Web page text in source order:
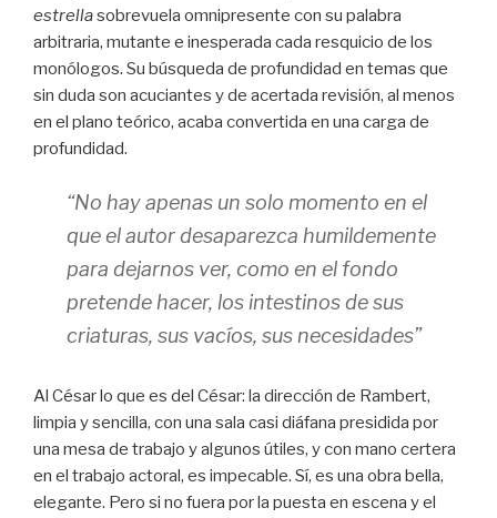
estrellasobrevuela omnipresente con su palabra
arbitraria, mutante e inesperada cada resquicio de los
monólogos. Su búsqueda de profundidad en temas que
sin duda son acuciantes y de acertada revisión, al menos
en el plano teórico, acaba convertida en una carga de
profundidad.
“No hay apenas un solo momento en el
que el autor desaparezca humildemente
para dejarnos ver, como en el fondo
pretende hacer, los intestinos de sus
criaturas, sus vacíos, sus necesidades”
Al César lo que es del César: la dirección de Rambert,
limpia y sencilla, con una sala casi diáfana presidida por
una mesa de trabajo y algunos útiles, y con mano certera
en el trabajo actoral, es impecable. Sí, es una obra bella,
elegante. Pero si no fuera por la puesta en escena y el